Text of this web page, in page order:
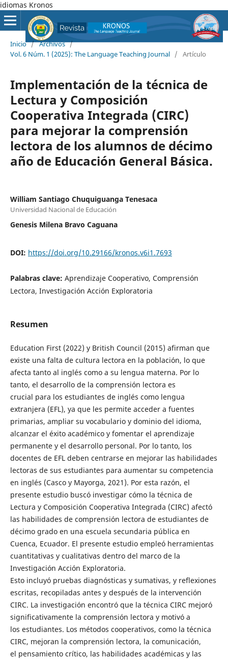
idiomas Kronos
Inicio / Archivos /
Vol. 6 Núm. 1 (2025): The Language Teaching Journal / Artículo
Implementación de la técnica de
Lectura y Composición
Cooperativa Integrada (CIRC)
para mejorar la comprensión
lectora de los alumnos de décimo
año de Educación General Básica.
William Santiago Chuquiguanga Tenesaca
Universidad Nacional de Educación
Genesis Milena Bravo Caguana
DOI: https://doi.org/10.29166/kronos.v6i1.7693
Palabras clave: Aprendizaje Cooperativo, Comprensión
Lectora, Investigación Acción Exploratoria
Resumen
Education First (2022) y British Council (2015) afirman que
existe una falta de cultura lectora en la población, lo que
afecta tanto al inglés como a su lengua materna. Por lo
tanto, el desarrollo de la comprensión lectora es
crucial para los estudiantes de inglés como lengua
extranjera (EFL), ya que les permite acceder a fuentes
primarias, ampliar su vocabulario y dominio del idioma,
alcanzar el éxito académico y fomentar el aprendizaje
permanente y el desarrollo personal. Por lo tanto, los
docentes de EFL deben centrarse en mejorar las habilidades
lectoras de sus estudiantes para aumentar su competencia
en inglés (Casco y Mayorga, 2021). Por esta razón, el
presente estudio buscó investigar cómo la técnica de
Lectura y Composición Cooperativa Integrada (CIRC) afectó
las habilidades de comprensión lectora de estudiantes de
décimo grado en una escuela secundaria pública en
Cuenca, Ecuador. El presente estudio empleó herramientas
cuantitativas y cualitativas dentro del marco de la
Investigación Acción Exploratoria.
Esto incluyó pruebas diagnósticas y sumativas, y reflexiones
escritas, recopiladas antes y después de la intervención
CIRC. La investigación encontró que la técnica CIRC mejoró
significativamente la comprensión lectora y motivó a
los estudiantes. Los métodos cooperativos, como la técnica
CIRC, mejoran la comprensión lectora, la comunicación,
el pensamiento crítico, las habilidades académicas y las